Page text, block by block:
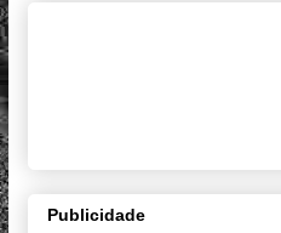
Publicidade